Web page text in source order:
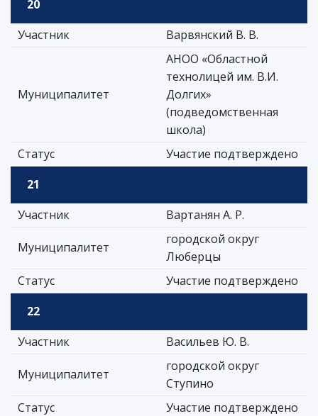
20
Участник
Варвянский В. В.
Муниципалитет
АНОО «Областной
технолицей им. В.И.
Долгих»
(подведомственная
школа)
Статус
Участие подтверждено
21
Участник
Вартанян А. Р.
Муниципалитет
городской округ
Люберцы
Статус
Участие подтверждено
22
Участник
Васильев Ю. В.
Муниципалитет
городской округ
Ступино
Статус
Участие подтверждено